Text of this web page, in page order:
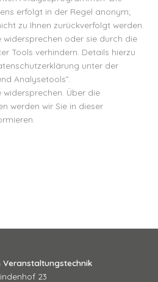
erfolgt in der Regel anonym;
zu Ihnen zurückverfolgt werden.
widersprechen oder sie durch die
Tools verhindern. Details hierzu
unter der
Analysetools”.
widersprechen. Über die
werden wir Sie in dieser
23